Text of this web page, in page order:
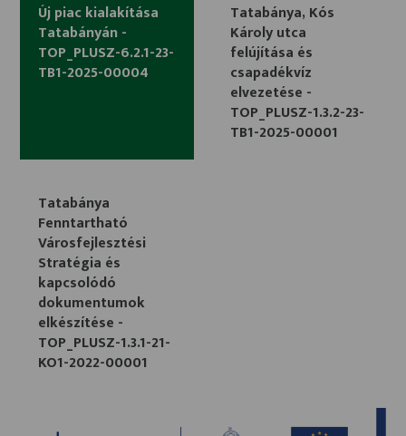
Új piac kialakítása
Tatabányán -
TOP_PLUSZ-6.2.1-23-
TB1-2025-00004
Tatabánya, Kós
Károly utca
felújítása és
csapadékvíz
elvezetése -
TOP_PLUSZ-1.3.2-23-
TB1-2025-00001
Tatabánya
Fenntartható
Városfejlesztési
Stratégia és
kapcsolódó
dokumentumok
elkészítése -
TOP_PLUSZ-1.3.1-21-
KO1-2022-00001